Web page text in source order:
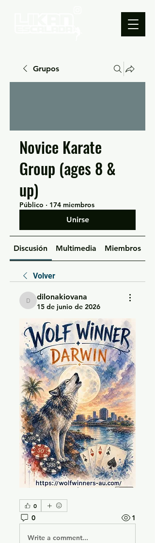
Grupos
Novice Karate
Group (ages 8 &
up)
Público · 174 miembros
Unirse
Discusión Multimedia Miembros
Volver
dilonakiovana
dilonakiovana
15 de junio de 2026
0
0 1
Write a comment...